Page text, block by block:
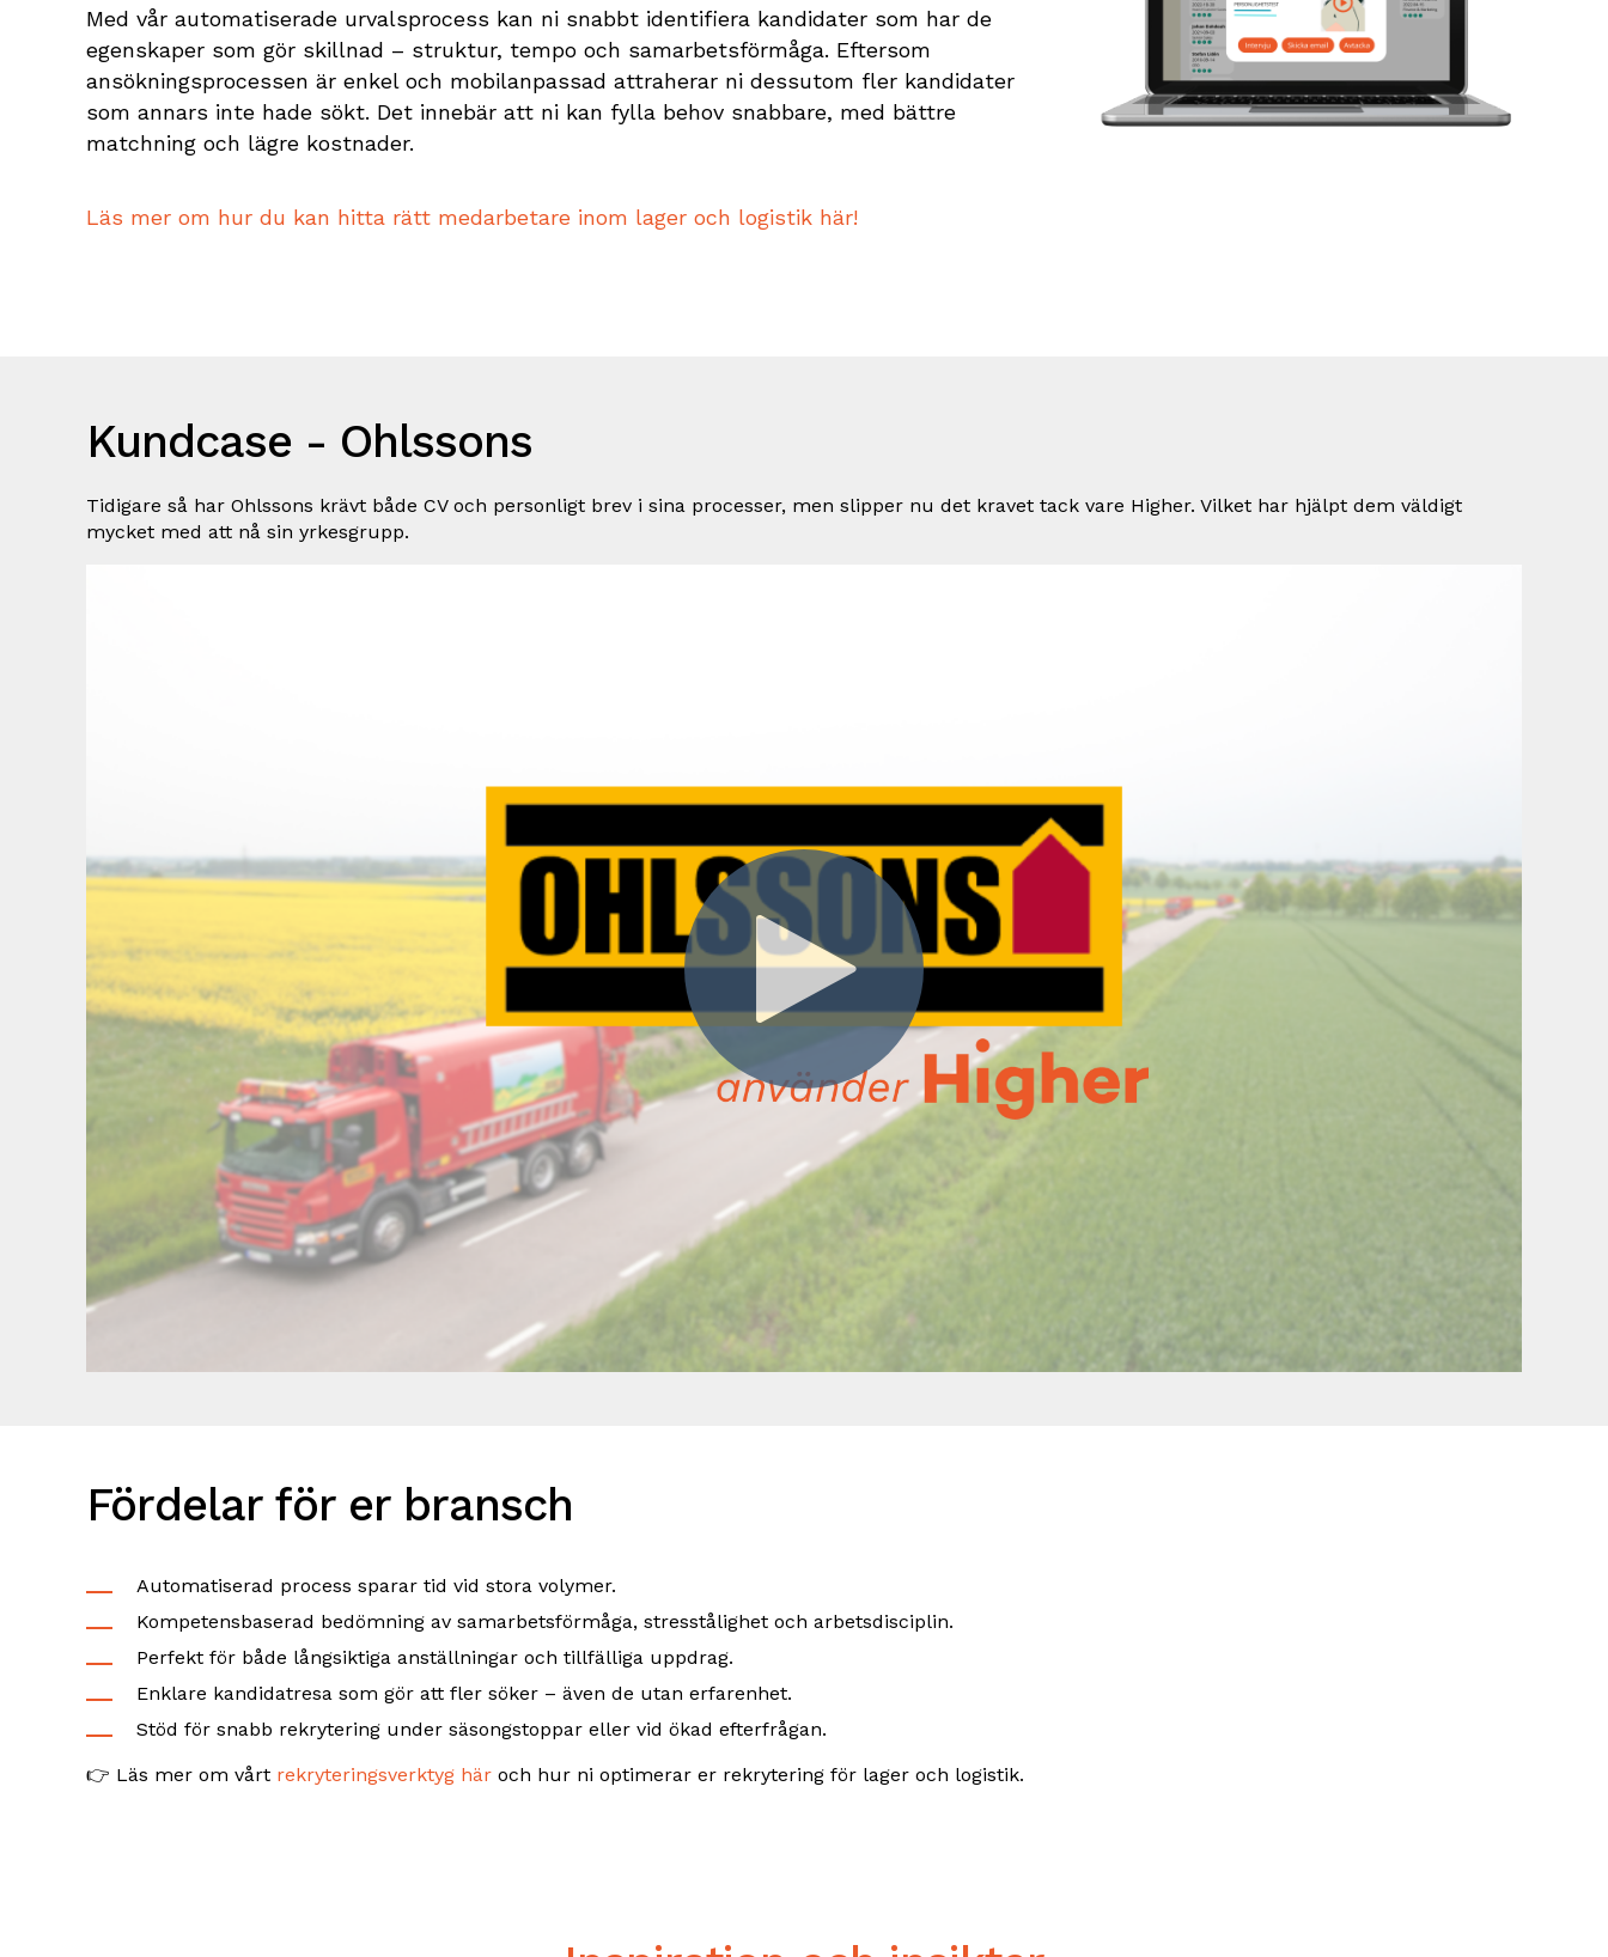
Med vår automatiserade urvalsprocess kan ni snabbt identifiera kandidater som har de
egenskaper som gör skillnad – struktur, tempo och samarbetsförmåga. Eftersom
ansökningsprocessen är enkel och mobilanpassad attraherar ni dessutom fler kandidater
som annars inte hade sökt. Det innebär att ni kan fylla behov snabbare, med bättre
matchning och lägre kostnader.
Läs mer om hur du kan hitta rätt medarbetare inom lager och logistik här!
Kundcase - Ohlssons
Tidigare så har Ohlssons krävt både CV och personligt brev i sina processer, men slipper nu det kravet tack vare Higher. Vilket har hjälpt dem väldigt
mycket med att nå sin yrkesgrupp.
Fördelar för er bransch
Automatiserad process sparar tid vid stora volymer.
Kompetensbaserad bedömning av samarbetsförmåga, stresstålighet och arbetsdisciplin.
Perfekt för både långsiktiga anställningar och tillfälliga uppdrag.
Enklare kandidatresa som gör att fler söker – även de utan erfarenhet.
Stöd för snabb rekrytering under säsongstoppar eller vid ökad efterfrågan.
👉 Läs mer om vårt rekryteringsverktyg här och hur ni optimerar er rekrytering för lager och logistik.